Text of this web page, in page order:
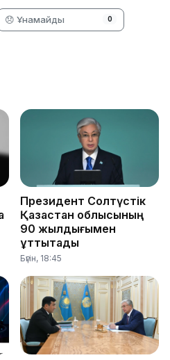
😞 Ұнамайды 0
Президент Солтүстік
Қазақстан облысының
90 жылдығымен
құттықтады
Бүгін, 18:45